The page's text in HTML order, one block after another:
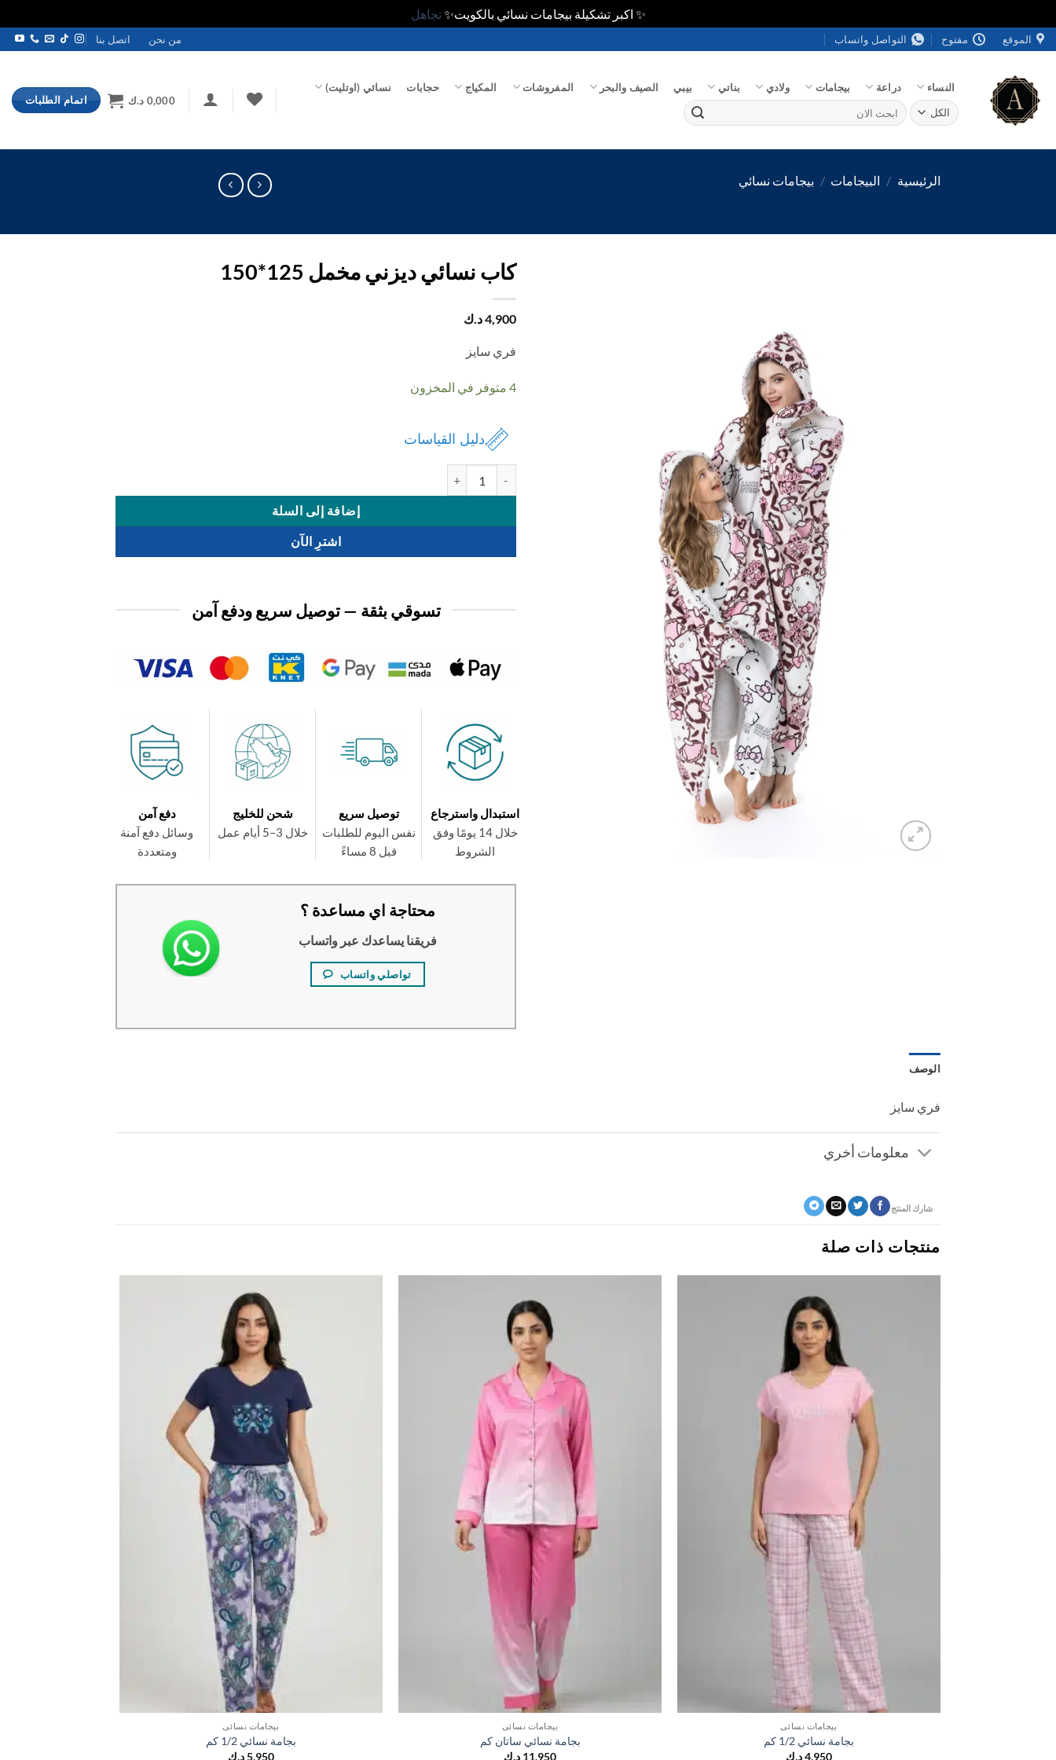
✨ اكبر تشكيلة بيجامات نسائي بالكويت✨تجاهل
تخطي
للمحتوى
الموقع مفتوح التواصل واتساب من نحن اتصل بنا
النساء دراعة بيجامات ولادي بناتي بيبي الصيف والبحر المفروشات المكياج حجابات نسائي (اوتليت)
البحث
عن:
0,000 د.ك اتمام الطلبات
الرئيسية / البيجامات / بيجامات نسائي
كاب نسائي ديزني مخمل 125*150
4,900د.ك
فري سايز
4 متوفر في المخزون
دليل القياسات
إضافة إلى السلة
اشترِ الآن
تسوقي بثقة — توصيل سريع ودفع آمن
استبدال واسترجاع
خلال 14 يومًا وفق
الشروط
توصيل سريع
نفس اليوم للطلبات
قبل 8 مساءً
شحن للخليج
خلال 3–5 أيام عمل
دفع آمن
وسائل دفع آمنة
ومتعددة
محتاجة اي مساعدة ؟
فريقنا يساعدك عبر واتساب
تواصلي واتساب
الوصف
فري سايز
معلومات أخري
شارك المنتج
منتجات ذات صلة
بيجامات نسائي
بجامة نسائي 1/2 كم
4,950د.ك
بيجامات نسائي
بجامة نسائي ساتان كم
11,950 د.ك
بيجامات نسائي
بجامة نسائي 1/2 كم
5,950د.ك